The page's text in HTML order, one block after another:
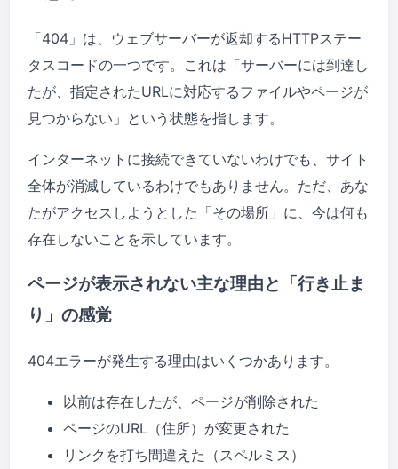
「404」は、ウェブサーバーが返却するHTTPステー
タスコードの一つです。これは「サーバーには到達し
たが、指定されたURLに対応するファイルやページが
見つからない」という状態を指します。
インターネットに接続できていないわけでも、サイト
全体が消滅しているわけでもありません。ただ、あな
たがアクセスしようとした「その場所」に、今は何も
存在しないことを示しています。
ページが表示されない主な理由と「行き止ま
り」の感覚
404エラーが発生する理由はいくつかあります。
以前は存在したが、ページが削除された
ページのURL（住所）が変更された
リンクを打ち間違えた（スペルミス）